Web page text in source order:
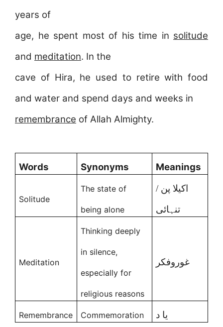
years of
age, he spent most of his time in solitude
and meditation. In the
cave of Hira, he used to retire with food
and water and spend days and weeks in
remembrance of Allah Almighty.
Words Synonyms Meanings
Solitude
The state of
being alone
اکیلا پن /
تنہائی
Meditation
Thinking deeply
in silence,
especially for
religious reasons
غوروفکر
Remembrance Commemoration یا د